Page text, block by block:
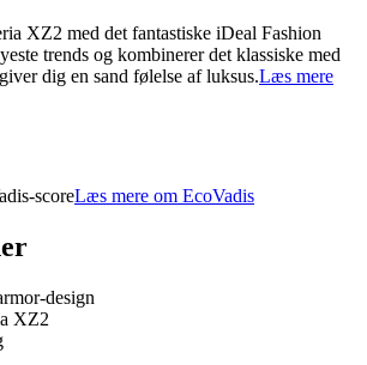
XZ2 med det fantastiske iDeal Fashion
trends og kombinerer det klassiske med
dig en sand følelse af luksus.Læs mere
scoreLæs mere om EcoVadis
design
XZ2